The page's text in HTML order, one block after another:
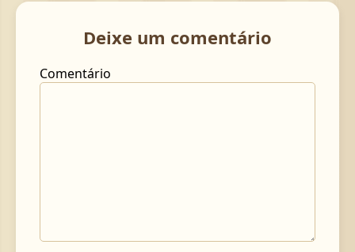
Deixe um comentário
Comentário